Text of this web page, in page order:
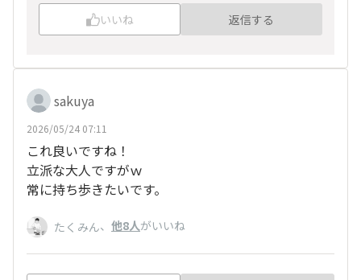
いいね 返信する
sakuya
2026/05/24 07:11
これ良いですね！
立派な大人ですがｗ
常に持ち歩きたいです。
たくみん、 他8人がいいね